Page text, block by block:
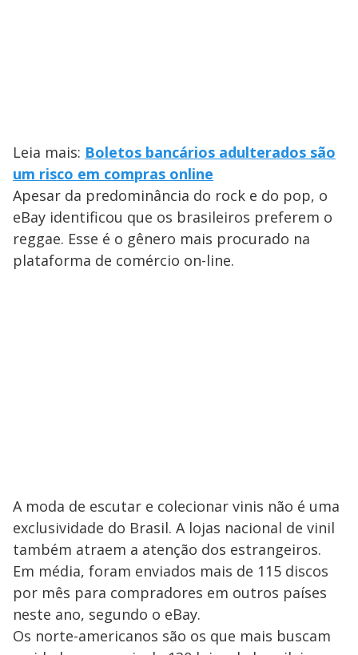
Leia mais: Boletos bancários adulterados são
um risco em compras online
Apesar da predominância do rock e do pop, o
eBay identificou que os brasileiros preferem o
reggae. Esse é o gênero mais procurado na
plataforma de comércio on-line.
A moda de escutar e colecionar vinis não é uma
exclusividade do Brasil. A lojas nacional de vinil
também atraem a atenção dos estrangeiros.
Em média, foram enviados mais de 115 discos
por mês para compradores em outros países
neste ano, segundo o eBay.
Os norte-americanos são os que mais buscam